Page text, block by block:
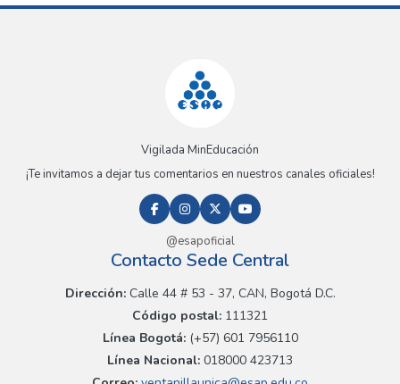
Vigilada MinEducación
¡Te invitamos a dejar tus comentarios en nuestros canales oficiales!
@esapoficial
Contacto Sede Central
Dirección:Calle 44 # 53 - 37, CAN, Bogotá D.C.
Código postal: 111321
Línea Bogotá:(+57) 601 7956110
Línea Nacional: 018000 423713